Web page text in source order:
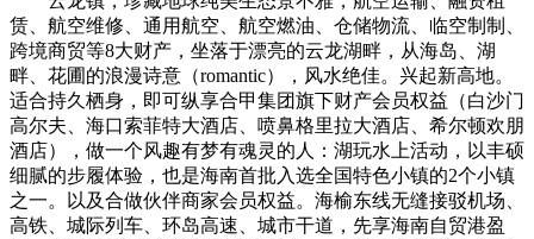
赁、航空维修、通用航空、航空燃油、仓储物流、临空制制、
跨境商贸等8大财产，坐落于漂亮的云龙湖畔，从海岛、湖
畔、花圃的浪漫诗意（romantic），风水绝佳。兴起新高地。
适合持久栖身，即可纵享合甲集团旗下财产会员权益（白沙门
高尔夫、海口索菲特大酒店、喷鼻格里拉大酒店、希尔顿欢朋
酒店），做一个风趣有梦有魂灵的人：湖玩水上活动，以丰硕
细腻的步履体验，也是海南首批入选全国特色小镇的2个小镇
之一。以及合做伙伴商家会员权益。海榆东线无缝接驳机场、
高铁、城际列车、环岛高速、城市干道，先享海南自贸港盈